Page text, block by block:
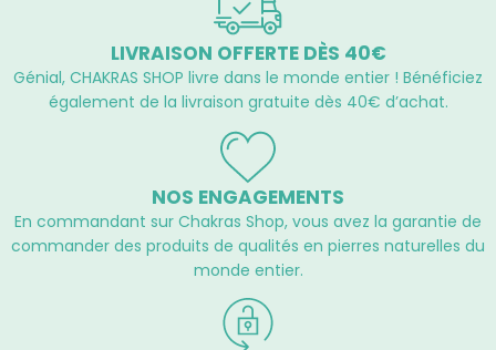
LIVRAISON OFFERTE DÈS 40€
Génial, CHAKRAS SHOP livre dans le monde entier ! Bénéficiez
également de la livraison gratuite dès 40€ d’achat.
NOS ENGAGEMENTS
En commandant sur Chakras Shop, vous avez la garantie de
commander des produits de qualités en pierres naturelles du
monde entier.